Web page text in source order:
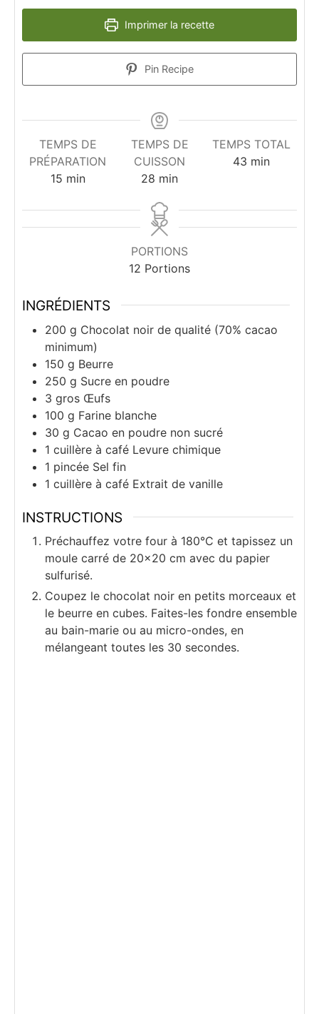
Imprimer la recette
Pin Recipe
TEMPS DE
PRÉPARATION
15minutes
min
TEMPS DE
CUISSON
28 minutes
min
TEMPS TOTAL
43minutes
min
PORTIONS
12 Portions
INGRÉDIENTS
200 g Chocolat noir de qualité (70% cacao
minimum)
150 g Beurre
250 g Sucre en poudre
3 gros Œufs
100 g Farine blanche
30 g Cacao en poudre non sucré
1 cuillère à café Levure chimique
1 pincée Sel fin
1 cuillère à café Extrait de vanille
INSTRUCTIONS
Préchauffez votre four à 180°C et tapissez un
moule carré de 20×20 cm avec du papier
sulfurisé.
Coupez le chocolat noir en petits morceaux et
le beurre en cubes. Faites-les fondre ensemble
au bain-marie ou au micro-ondes, en
mélangeant toutes les 30 secondes.